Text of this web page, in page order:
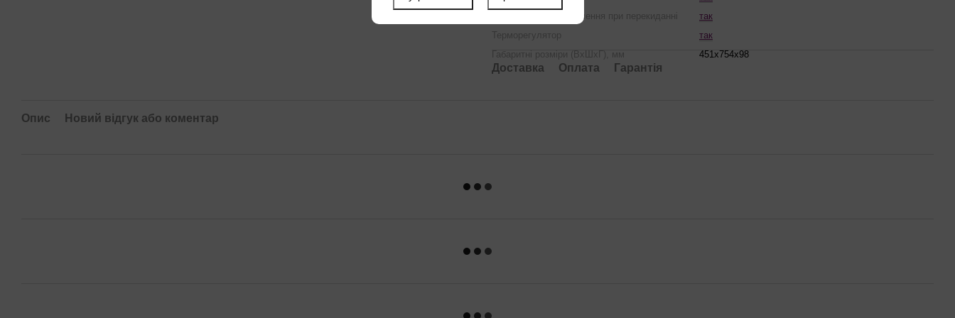
Автоматичне відключення при перекиданні
так
Терморегулятор
так
Габаритні розміри (ВхШхГ), мм
451х754х98
Доставка Оплата Гарантія
Опис Новий відгук або коментар